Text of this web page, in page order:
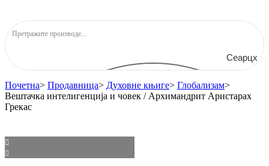
Сеарцх
Почетна> Продавница> Духовне књиге> Глобализам>
Вештачка интелигенција и човек / Архимандрит Аристарах
Грекас